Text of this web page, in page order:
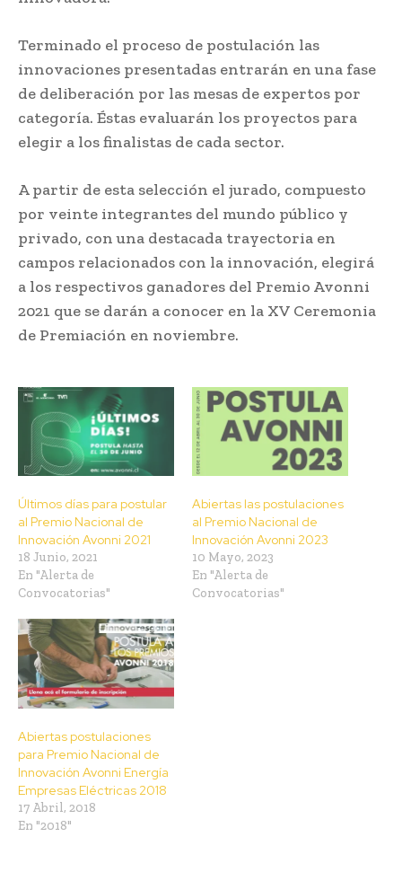
Terminado el proceso de postulación las
innovaciones presentadas entrarán en una fase
de deliberación por las mesas de expertos por
categoría. Éstas evaluarán los proyectos para
elegir a los finalistas de cada sector.
A partir de esta selección el jurado, compuesto
por veinte integrantes del mundo público y
privado, con una destacada trayectoria en
campos relacionados con la innovación, elegirá
a los respectivos ganadores del Premio Avonni
2021 que se darán a conocer en la XV Ceremonia
de Premiación en noviembre.
Últimos días para postular
al Premio Nacional de
Innovación Avonni 2021
18 Junio, 2021
En "Alerta de
Convocatorias"
Abiertas las postulaciones
al Premio Nacional de
Innovación Avonni 2023
10 Mayo, 2023
En "Alerta de
Convocatorias"
Abiertas postulaciones
para Premio Nacional de
Innovación Avonni Energía
Empresas Eléctricas 2018
17 Abril, 2018
En "2018"